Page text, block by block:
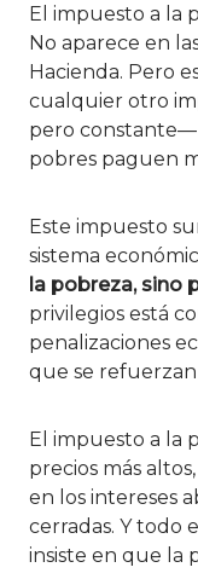
El impuesto a la
No aparece en
Hacienda. Pero
cualquier otro
pero constante—
pobres paguen
Este impuesto
sistema
la pobreza, sino
privilegios está
penalizaciones
que se
El impuesto a la
precios más
en los intereses
cerradas. Y todo
insiste en que la